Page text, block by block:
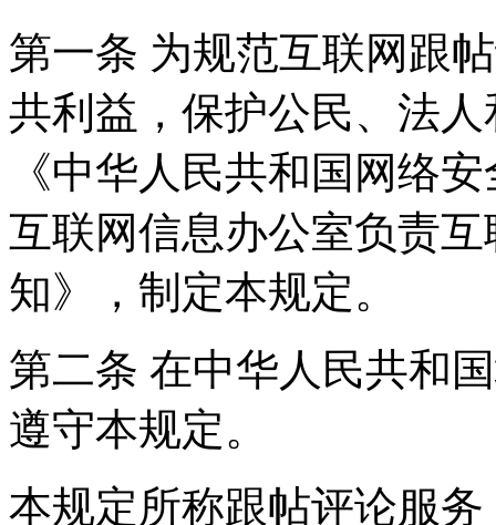
第一条 为规范互联网跟
共利益，保护公民、法
《中华人民共和国网络
互联网信息办公室负责
知》，制定本规定。
第二条 在中华人民共和
遵守本规定。
本规定所称跟帖评论服